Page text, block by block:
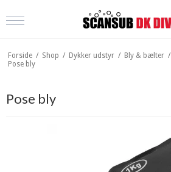
Forside / Shop / Dykker udstyr / Bly & bælter /
Pose bly
Pose bly